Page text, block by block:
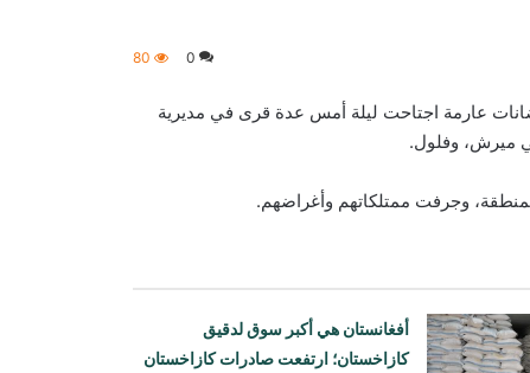
0
80
عارمة اجتاحت ليلة أمس عدة قرى في مديرية
ميرش، وفلول.
وجرفت ممتلكاتهم وأغراضهم.
أفغانستان هي أكبر سوق لدقيق
كازاخستان؛ ارتفعت صادرات كازاخستان